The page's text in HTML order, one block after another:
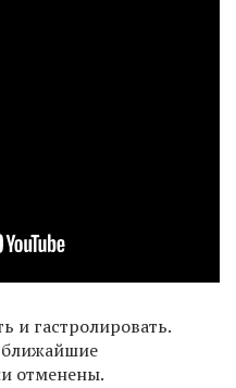
и гастролировать.
ближайшие
отменены.